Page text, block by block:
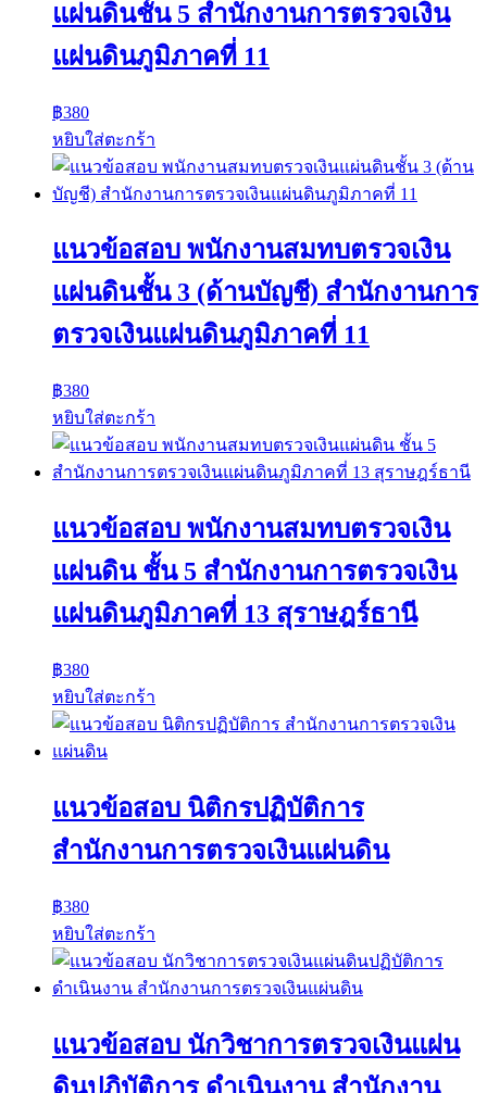
แผ่นดินชั้น 5 สํานักงานการตรวจเงิน
แผ่นดินภูมิภาคที่ 11
฿380
หยิบใส่ตะกร้า
แนวข้อสอบ พนักงานสมทบตรวจเงิน
แผ่นดินชั้น 3 (ด้านบัญชี) สํานักงานการ
ตรวจเงินแผ่นดินภูมิภาคที่ 11
฿380
หยิบใส่ตะกร้า
แนวข้อสอบ พนักงานสมทบตรวจเงิน
แผ่นดิน ชั้น 5 สำนักงานการตรวจเงิน
แผ่นดินภูมิภาคที่ 13 สุราษฎร์ธานี
฿380
หยิบใส่ตะกร้า
แนวข้อสอบ นิติกรปฏิบัติการ
สำนักงานการตรวจเงินแผ่นดิน
฿380
หยิบใส่ตะกร้า
แนวข้อสอบ นักวิชาการตรวจเงินแผ่น